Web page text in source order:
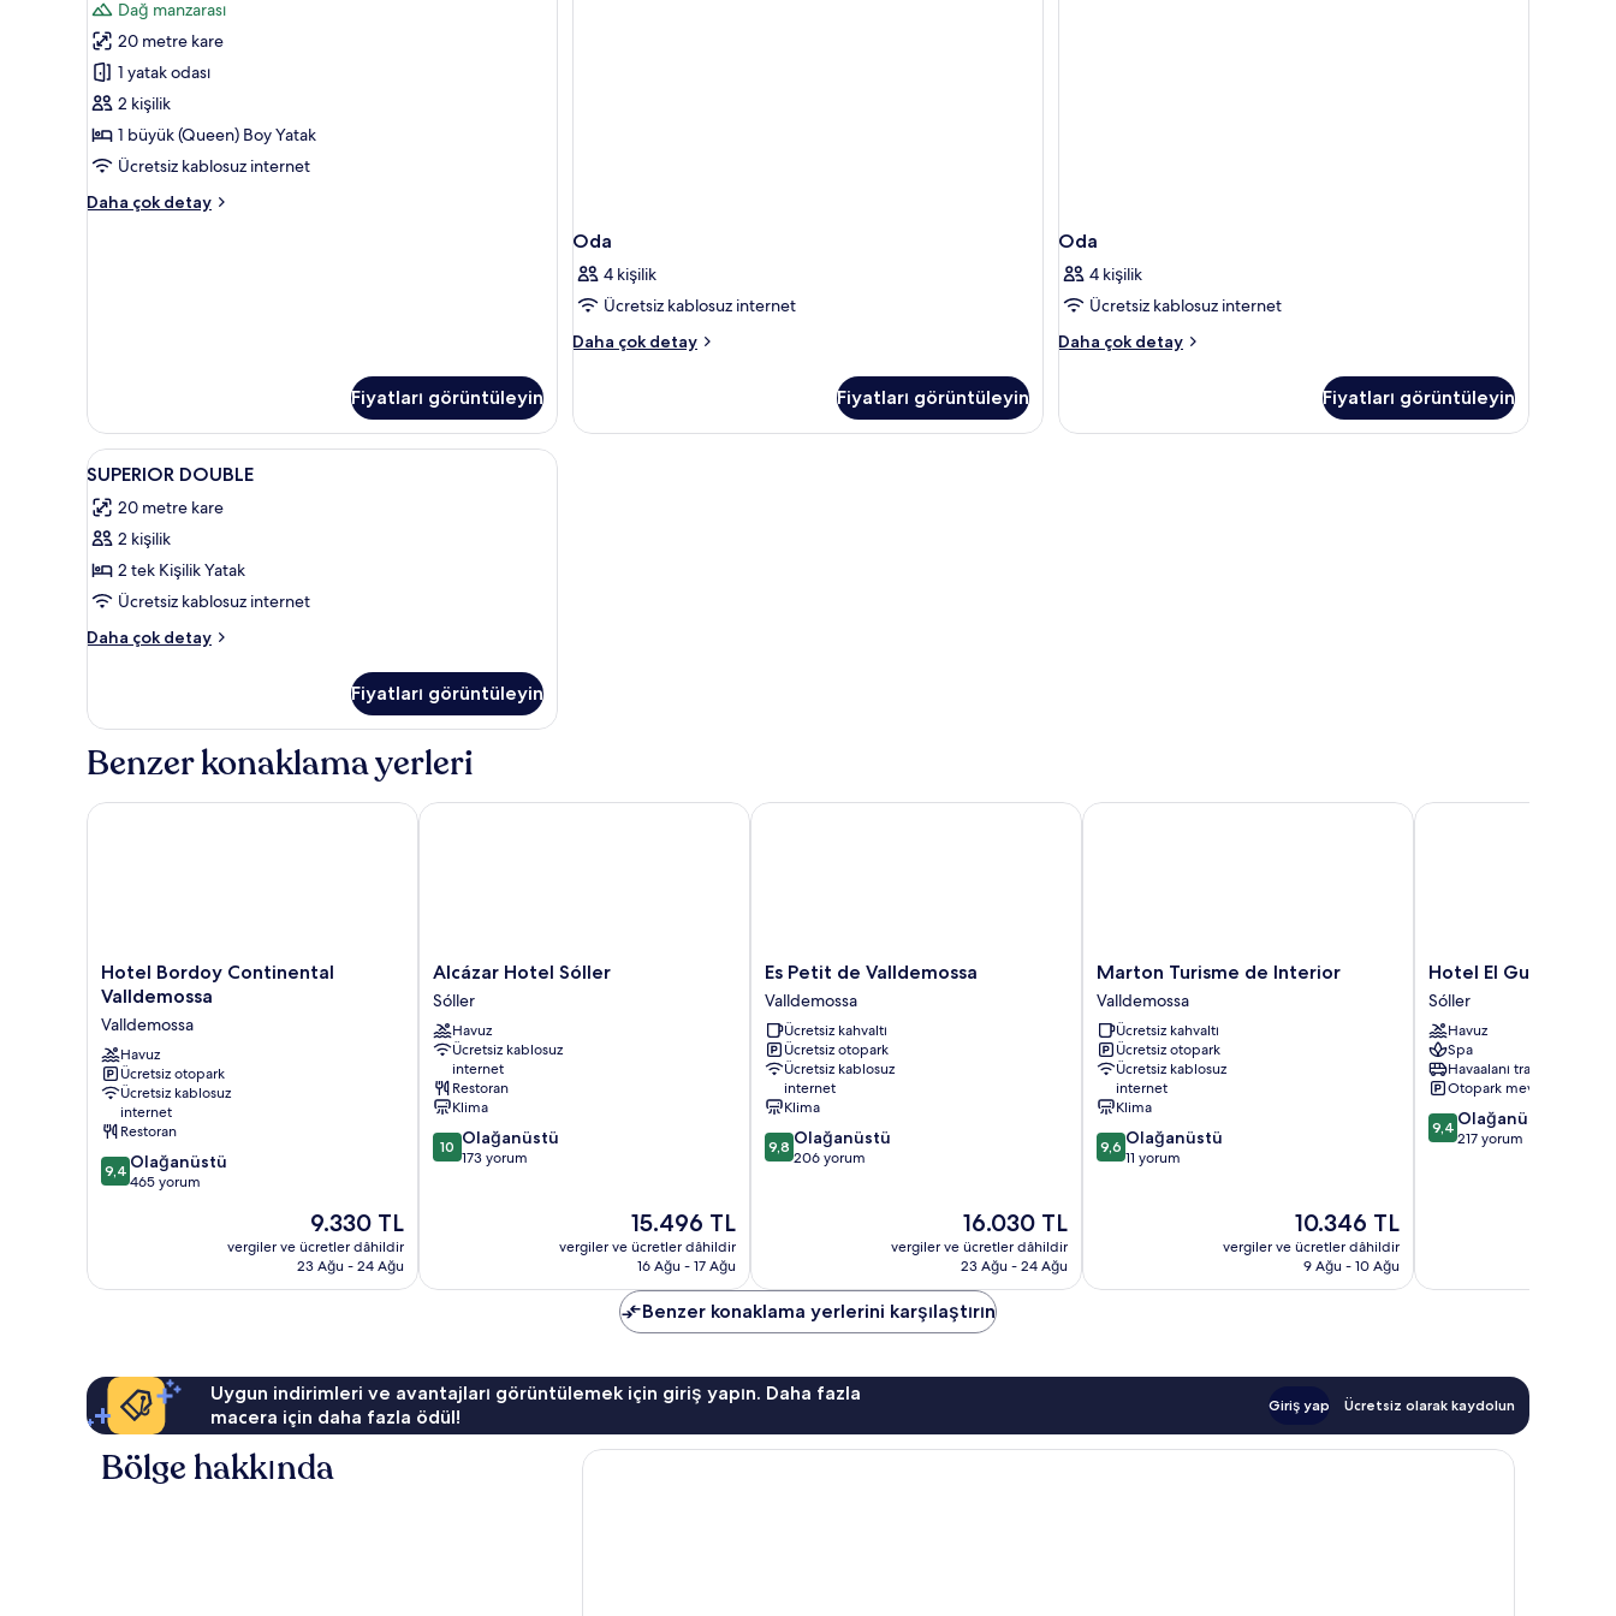
Büyük
Yataklı
Oda
için
tüm
fotoğrafları
Dağ manzarası
20 metre kare
1 yatak odası
2 kişilik
1 büyük (Queen) Boy Yatak
Ücretsiz kablosuz internet
Daha çok detay
Comfort
Fiyatları görüntüleyin
Oda
4 kişilik
Ücretsiz kablosuz internet
Daha çok detay
Oda
detay
Fiyatları görüntüleyin
Oda
4 kişilik
Ücretsiz kablosuz internet
Daha çok detay
Oda
detay
Fiyatları görüntüleyin
SUPERIOR
DOUBLE
için
tüm
fotoğrafları
görün
Kaliteli yatak takımı, minibar, masa, ücretsiz kablosuz İnternet
14
SUPERIOR DOUBLE
20 metre kare
2 kişilik
2 tek Kişilik Yatak
Ücretsiz kablosuz internet
Daha çok detay
SUPERIOR
fazla
Fiyatları görüntüleyin
Benzer konaklama yerleri
Hotel
Bordoy
Valldemossa
Valldemossa
Hotel Bordoy Continental
Valldemossa
Valldemossa
Havuz
Ücretsiz otopark
Ücretsiz kablosuz
internet
Restoran
10
üzerinden
9,4 Olağanüstü
465 yorum
Güncel
fiyat:
9.330 TL
9.330 TL
vergiler ve ücretler dâhildir
23 Ağu - 24 Ağu
Hotel Bordoy Continental Valldemossa
Alcázar
Hotel
Sóller
Sóller
Alcázar Hotel Sóller
Sóller
Havuz
Ücretsiz kablosuz
internet
Restoran
Klima
10
üzerinden
10 Olağanüstü
173 yorum
Güncel
fiyat:
15.496 TL
15.496 TL
vergiler ve ücretler dâhildir
16 Ağu - 17 Ağu
Alcázar Hotel Sóller
Es
Petit
de
Valldemossa
Valldemossa
Es Petit de Valldemossa
Valldemossa
Ücretsiz kahvaltı
Ücretsiz otopark
Ücretsiz kablosuz
internet
Klima
10
üzerinden
9,8 Olağanüstü
206 yorum
Güncel
fiyat:
16.030 TL
16.030 TL
vergiler ve ücretler dâhildir
23 Ağu - 24 Ağu
Es Petit de Valldemossa
Marton
Turisme
de
Interior
Valldemossa
Marton Turisme de Interior
Valldemossa
Ücretsiz kahvaltı
Ücretsiz otopark
Ücretsiz kablosuz
internet
Klima
10
üzerinden
9,6 Olağanüstü
11 yorum
Güncel
fiyat:
10.346 TL
10.346 TL
vergiler ve ücretler dâhildir
9 Ağu - 10 Ağu
Marton Turisme de Interior
Hotel
El
Guía
Sóller
Hotel El Guía
Sóller
Havuz
Spa
Havaalanı transferi
Otopark mevcut
10
üzerinden
9,4 Olağanüstü
217 yorum
Hotel El Guía
Benzer konaklama yerlerini karşılaştırın
Uygun indirimleri ve avantajları görüntülemek için giriş yapın. Daha fazla
macera için daha fazla ödül!
Giriş yap Ücretsiz olarak kaydolun
Bölge hakkında